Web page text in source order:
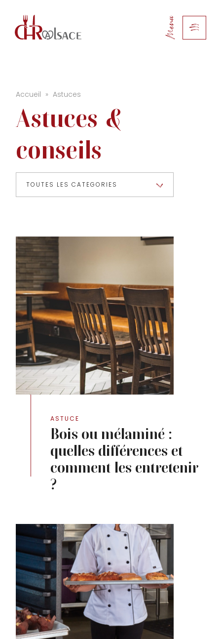
Menu
Accueil » Astuces
Astuces &
conseils
ASTUCE
Bois ou mélaminé :
quelles différences et
comment les entretenir
?